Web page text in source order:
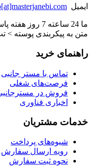
ایمیل
ما 24 ساعته 7
متن به پیکربندی پوسته >
راهنمای خرید
تماس با مستر جانبی
فرصت‌های شغلی
فروش در
اخباری فناوری
خدمات مشتریان
شیوه‌های پرداخت
رویه ارسال سفارش
نحوه ثبت سفارش